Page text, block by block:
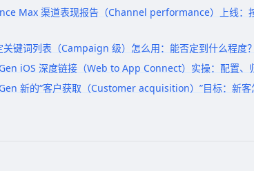
Max 渠道表现报告（Channel performance）上线：
关键词列表（Campaign 级）怎么用：能否定到什么程度
iOS 深度链接（Web to App Connect）实操：配置、
新的“客户获取（Customer acquisition）”目标：新客